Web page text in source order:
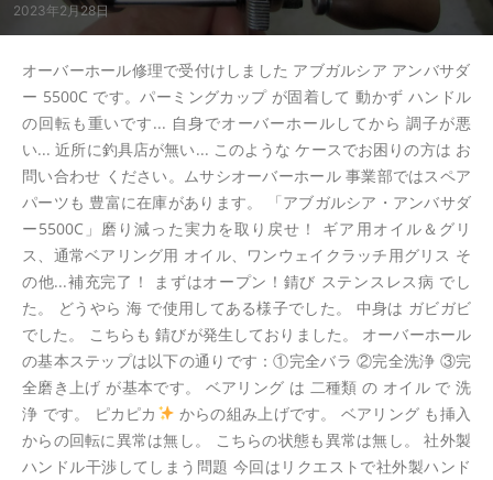
2023年2月28日
オーバーホール修理で受付けしました アブガルシア アンバサダ
ー 5500C です。パーミングカップ が固着して 動かず ハンドル
の回転も重いです... 自身でオーバーホールしてから 調子が悪
い... 近所に釣具店が無い... このような ケースでお困りの方は お
問い合わせ ください。ムサシオーバーホール 事業部ではスペア
パーツも 豊富に在庫があります。 「アブガルシア・アンバサダ
ー5500C」磨り減った実力を取り戻せ！ ギア用オイル＆グリ
ス、通常ベアリング用 オイル、ワンウェイクラッチ用グリス そ
の他...補充完了！ まずはオープン！錆び ステンスレス病 でし
た。 どうやら 海 で使用してある様子でした。 中身は ガビガビ
でした。 こちらも 錆びが発生しておりました。 オーバーホール
の基本ステップは以下の通りです：①完全バラ ②完全洗浄 ③完
全磨き上げ が基本です。 ベアリング は 二種類 の オイル で 洗
浄 です。 ピカピカ
からの組み上げです。 ベアリング も挿入
からの回転に異常は無し。 こちらの状態も異常は無し。 社外製
ハンドル干渉してしまう問題 今回はリクエストで社外製ハンド